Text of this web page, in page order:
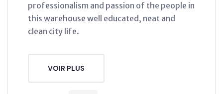
professionalism and passion of the people in
this warehouse well educated, neat and
clean city life.
VOIR PLUS